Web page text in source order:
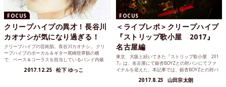
FOCUS
クリープハイプの異才！長谷川
カオナシが気になり過ぎる！
クリープハイプの芸術肌。長谷川カオナシ。 クリ
ープハイプのボーカル＆ギター尾崎世界観の横
で、ベース＆コーラスを担当しているバンド内最
年少メンバー長谷川カオナシ。彼が生まれ持つ、
芸術的センスが人並みを越...
2017.12.25 松下 ゆっこ
FOCUS
＜ライブレポ＞クリープハイプ
『ストリップ歌小屋 2017』
名古屋編
東京、大阪と続いてきた『ストリップ歌小屋 201
7』は、名古屋にて銀杏BOYZとの対バンにてファ
イナルを迎えた。本記事では、銀杏BOYZとの対バ
ンの様子をレポートするとともに、『ストリップ
歌小屋 2017』とは何だったのかを総括します。
2017.8.23 山田宗太朗